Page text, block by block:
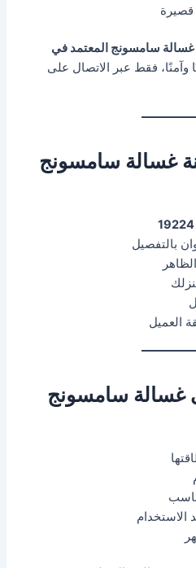
قصيرة
غسالة سامسونج المعتمد في
وآمنًا، فقط عبر الاتصال على
غسالة سامسونج
بالتفصيل
العميل
غسالة سامسونج
الاستخدام